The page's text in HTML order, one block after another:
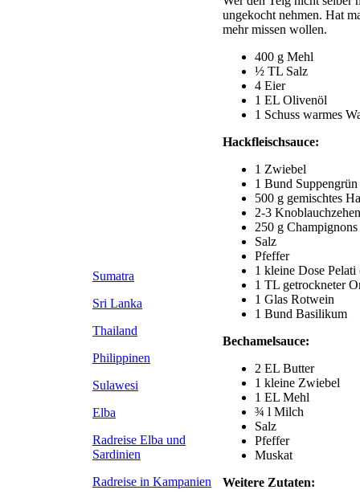
Sumatra
Sri Lanka
Thailand
Philippinen
Sulawesi
Elba
Radreise Elba und
Sardinien
Radreise in Kampanien
ungekocht nehmen. Hat
mehr missen wollen.
400 g Mehl
½ TL Salz
4 Eier
1 EL Olivenöl
1 Schuss warmes
Hackfleischsauce:
1 Zwiebel
1 Bund
500 g gemischtes
2-3 Knoblauchzehen
250 g Champignons
Salz
Pfeffer
1 kleine Dose Pelati
1 TL getrockneter
1 Glas Rotwein
1 Bund Basilikum
Bechamelsauce:
2 EL Butter
1 kleine Zwiebel
1 EL Mehl
¾ l Milch
Salz
Pfeffer
Muskat
Weitere Zutaten: